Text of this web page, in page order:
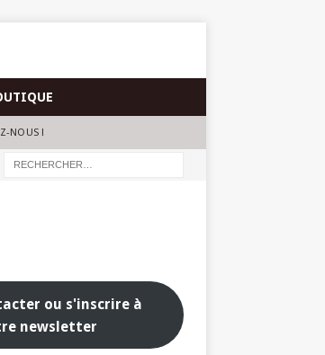
NOUS !
ou s'inscrire à
newsletter